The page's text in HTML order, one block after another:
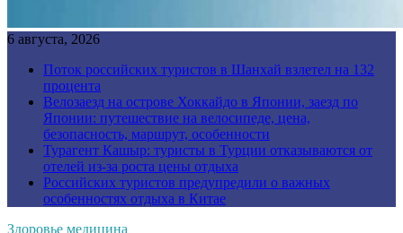
6 августа, 2026
Поток российских туристов в Шанхай взлетел на 132
процента
Велозаезд на острове Хоккайдо в Японии, заезд по
Японии: путешествие на велосипеде, цена,
безопасность, маршрут, особенности
Турагент Кашыр: туристы в Турции отказываются от
отелей из-за роста цены отдыха
Российских туристов предупредили о важных
особенностях отдыха в Китае
Здоровье медицина